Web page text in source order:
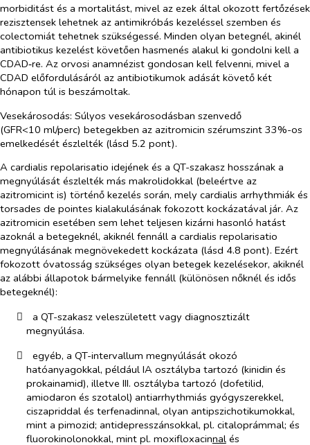
morbiditást és a mortalitást, mivel az ezek által okozott fertőzések
rezisztensek lehetnek az antimikróbás kezeléssel szemben és
colectomiát tehetnek szükségessé. Minden olyan betegnél, akinél
antibiotikus kezelést követően hasmenés alakul ki gondolni kell a
CDAD‑re. Az orvosi anamnézist gondosan kell felvenni, mivel a
CDAD előfordulásáról az antibiotikumok adását követő két
hónapon túl is beszámoltak.
Vesekárosodás: Súlyos vesekárosodásban szenvedő
(GFR<10 ml/perc) betegekben az azitromicin szérumszint 33%-os
emelkedését észlelték (lásd 5.2 pont).
A cardialis repolarisatio idejének és a QT-szakasz hosszának a
megnyúlását észlelték más makrolidokkal (beleértve az
azitromicint is) történő kezelés során, mely cardialis arrhythmiák és
torsades de pointes kialakulásának fokozott kockázatával jár. Az
azitromicin esetében sem lehet teljesen kizárni hasonló hatást
azoknál a betegeknél, akiknél fennáll a cardialis repolarisatio
megnyúlásának megnövekedett kockázata (lásd 4.8 pont). Ezért
fokozott óvatosság szükséges olyan betegek kezelésekor, akiknél
az alábbi állapotok bármelyike fennáll (különösen nőknél és idős
betegeknél):
​
a QT-szakasz veleszületett vagy diagnosztizált
megnyúlása.
​
egyéb, a QT-intervallum megnyúlását okozó
hatóanyagokkal, például IA osztályba tartozó (kinidin és
prokainamid), illetve III. osztályba tartozó (dofetilid,
amiodaron és szotalol) antiarrhythmiás gyógyszerekkel,
ciszapriddal és terfenadinnal, olyan antipszichotikumokkal,
mint a pimozid; antidepresszánsokkal, pl. citaloprámmal; és
fluorokinolonokkal, mint pl. moxifloxacinnalés